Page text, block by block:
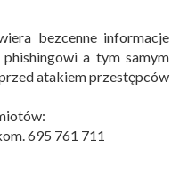
bezcenne informacje
a tym samym
atakiem przestępców
695 761 711